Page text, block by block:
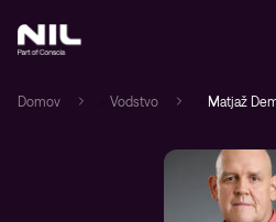
Domov Vodstvo Matjaž